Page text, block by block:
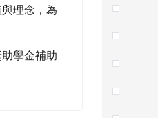
理念，為
學金補助